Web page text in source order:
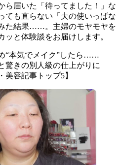
ら届いた「待ってました！」な
ても直らない「夫の使いっぱな
た結果……。主婦のモヤモヤを
と体験談をお届けします。
“本気でメイク”したら……
驚きの別人級の仕上がりに
美容記事トップ5】